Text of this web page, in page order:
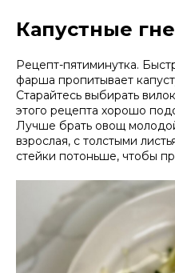
Капустные
Рецепт-пятиминутка.
фарша пропитывает
Старайтесь выбирать
этого рецепта хорошо
Лучше брать овощ
взрослая, с толстыми
стейки потоньше, чтобы